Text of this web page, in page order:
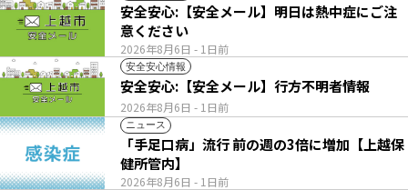
2026年8月6日 - 1日前
安全安心:【安全メール】明日は熱中症にご注
意ください
安全安心情報
2026年8月6日 - 1日前
安全安心:【安全メール】行方不明者情報
ニュース
2026年8月6日 - 1日前
「手足口病」流行 前の週の3倍に増加【上越保
健所管内】